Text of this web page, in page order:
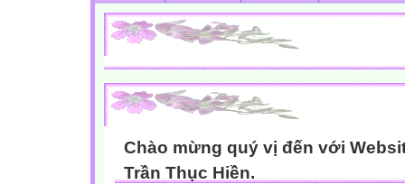
Chào mừng quý vị đến với
Trần Thục Hiền.